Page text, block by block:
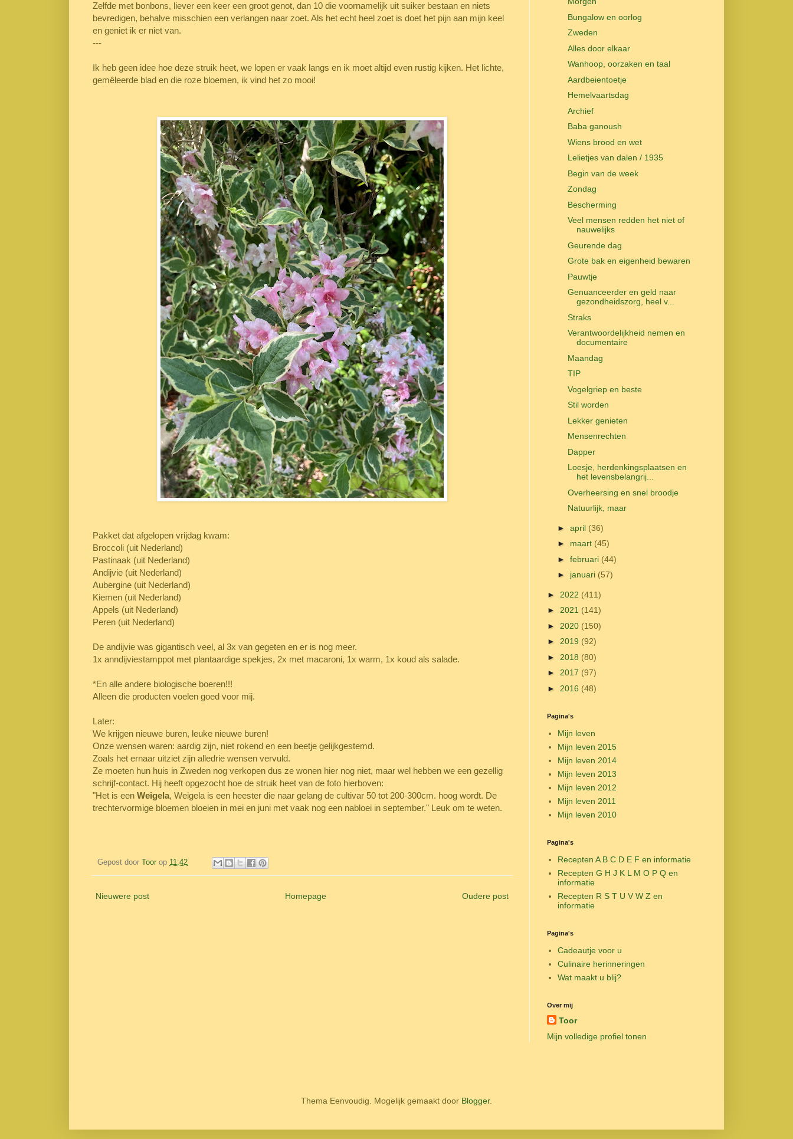
Zelfde met bonbons, liever een keer een groot genot, dan 10 die voornamelijk uit suiker bestaan en niets
bevredigen, behalve misschien een verlangen naar zoet. Als het echt heel zoet is doet het pijn aan mijn keel
en geniet ik er niet van.
---
Ik heb geen idee hoe deze struik heet, we lopen er vaak langs en ik moet altijd even rustig kijken. Het lichte,
gemêleerde blad en die roze bloemen, ik vind het zo mooi!
Pakket dat afgelopen vrijdag kwam:
Broccoli (uit Nederland)
Pastinaak (uit Nederland)
Andijvie (uit Nederland)
Aubergine (uit Nederland)
Kiemen (uit Nederland)
Appels (uit Nederland)
Peren (uit Nederland)
De andijvie was gigantisch veel, al 3x van gegeten en er is nog meer.
1x anndijviestamppot met plantaardige spekjes, 2x met macaroni, 1x warm, 1x koud als salade.
*En alle andere biologische boeren!!!
Alleen die producten voelen goed voor mij.
Later:
We krijgen nieuwe buren, leuke nieuwe buren!
Onze wensen waren: aardig zijn, niet rokend en een beetje gelijkgestemd.
Zoals het ernaar uitziet zijn alledrie wensen vervuld.
Ze moeten hun huis in Zweden nog verkopen dus ze wonen hier nog niet, maar wel hebben we een gezellig
schrijf-contact. Hij heeft opgezocht hoe de struik heet van de foto hierboven:
"Het is een Weigela, Weigela is een heester die naar gelang de cultivar 50 tot 200-300cm. hoog wordt. De
trechtervormige bloemen bloeien in mei en juni met vaak nog een nabloei in september." Leuk om te weten.
Gepost door Toor op 11:42
Nieuwere post Oudere post
Homepage
Bungalow en oorlog
Zweden
Alles door elkaar
Wanhoop, oorzaken en taal
Aardbeientoetje
Hemelvaartsdag
Archief
Baba ganoush
Wiens brood en wet
Lelietjes van dalen / 1935
Begin van de week
Zondag
Bescherming
Veel mensen redden het niet of
nauwelijks
Geurende dag
Grote bak en eigenheid bewaren
Pauwtje
Genuanceerder en geld naar
gezondheidszorg, heel v...
Straks
Verantwoordelijkheid nemen en
documentaire
Maandag
TIP
Vogelgriep en beste
Stil worden
Lekker genieten
Mensenrechten
Dapper
Loesje, herdenkingsplaatsen en
het levensbelangrij...
Overheersing en snel broodje
Natuurlijk, maar
► april (36)
► maart (45)
► februari (44)
► januari (57)
► 2022 (411)
► 2021 (141)
► 2020 (150)
► 2019 (92)
► 2018 (80)
► 2017 (97)
► 2016 (48)
Pagina's
Mijn leven
Mijn leven 2015
Mijn leven 2014
Mijn leven 2013
Mijn leven 2012
Mijn leven 2011
Mijn leven 2010
Pagina's
Recepten A B C D E F en informatie
Recepten G H J K L M O P Q en
informatie
Recepten R S T U V W Z en
informatie
Pagina's
Cadeautje voor u
Culinaire herinneringen
Wat maakt u blij?
Over mij
Toor
Mijn volledige profiel tonen
Thema Eenvoudig. Mogelijk gemaakt door Blogger.